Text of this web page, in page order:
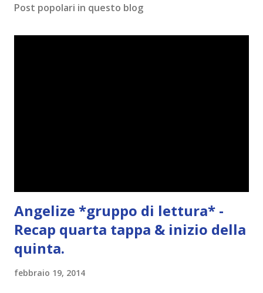
m
n
Post popolari in questo blog
Angelize *gruppo di lettura* -
Recap quarta tappa & inizio della
quinta.
febbraio 19, 2014